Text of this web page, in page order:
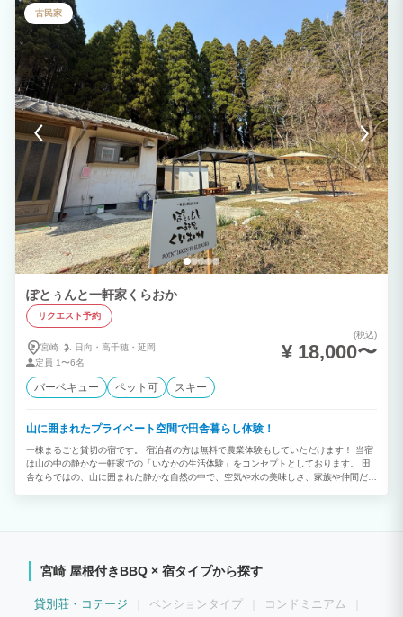
適に楽しめる豪快な美食体験。​新鮮な魚介類を使った港町ならではの夕食。季節の食材
をご堪能ください。 【露天風呂から観る満天の星空​】 夜間照明がない北浦町では満天
の星空や光り輝く月が観れて感動的な思い出になります。​ ​条件のいい日は、海面に映
る神秘的な月の道に出会えます。 【朝焼けを望む、特等席】 鳥の鳴き声を聞きなが
ら、刻一刻と表情を 変える幻想的な景色をお楽しみください。 いつもとは違った朝を
迎える。その一瞬の美しさに触れることで 生きていることの感謝や喜びを​感じること
ができるかもしれません。
古民家
ぽとぅんと一軒家くらおか
リクエスト予約
宮崎 日向・ 高千穂・ 延岡
定員 1〜6名
(税込)
¥ 18,000〜
バーベキュー ペット可 スキー
山に囲まれたプライベート空間で田舎暮らし体験！
一棟まるごと貸切の宿です。 宿泊者の方は無料で農業体験もしていただけます！ 当宿
は山の中の静かな一軒家での「いなかの生活体験」をコンセプトとしております。 田
舎ならではの、山に囲まれた静かな自然の中で、空気や水の美味しさ、家族や仲間だけ
宮崎 屋根付きBBQ × 宿タイプから探す
貸別荘・コテージ ペンションタイプ
コンドミニアム